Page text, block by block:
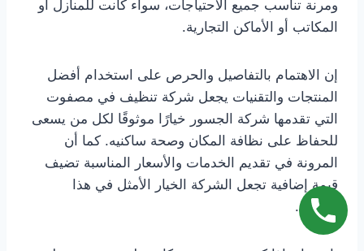
ومرنة تناسب جميع الاحتياجات، سواء كانت للمنازل أو
المكاتب أو الأماكن التجارية.
إن الاهتمام بالتفاصيل والحرص على استخدام أفضل
المنتجات والتقنيات يجعل شركة تنظيف في مصفوت
التي تقدمها شركة الجسور خيارًا موثوقًا لكل من يسعى
للحفاظ على نظافة المكان وصحة ساكنيه. كما أن
المرونة في تقديم الخدمات والأسعار المناسبة تضيف
قيمة إضافية تجعل الشركة الخيار الأمثل في هذا
المجال.